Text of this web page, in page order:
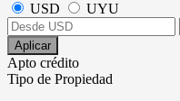
USD
UYU
Aplicar
Apto crédito
Tipo de Propiedad